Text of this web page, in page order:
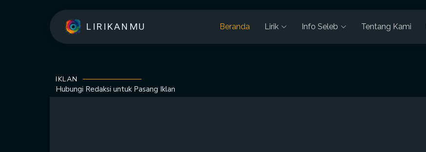
LIRIKANMU Beranda Lirik Info Seleb Tentang Kami
IKLAN
Hubungi Redaksi untuk Pasang Iklan